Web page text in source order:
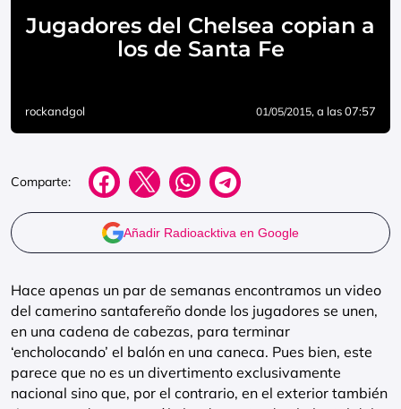
Jugadores del Chelsea copian a
los de Santa Fe
rockandgol 01/05/2015, a las 07:57
Comparte:
Añadir Radioacktiva en Google
Hace apenas un par de semanas encontramos un video
del camerino santafereño donde los jugadores se unen,
en una cadena de cabezas, para terminar
‘encholocando’ el balón en una caneca. Pues bien, este
parece que no es un divertimento exclusivamente
nacional sino que, por el contrario, en el exterior también